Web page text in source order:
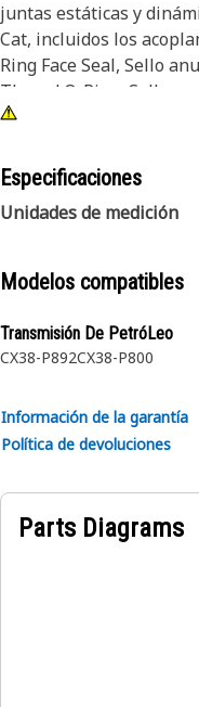
juntas estáticas y
Cat, incluidos los
Ring Face Seal, Sello
Thread O-Ring, Sello
Especificaciones
Unidades de medición
Modelos compatibles
Transmisión De PetróLeo
CX38-P892CX38-P800
Información de la garantía
Política de devoluciones
Parts Diagrams